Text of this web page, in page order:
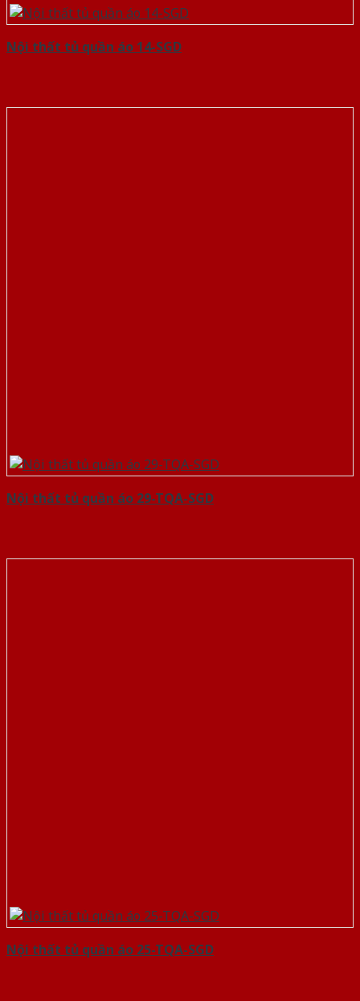
Nội thất tủ quần áo 14-SGD
Nội thất tủ quần áo 29-TQA-SGD
Nội thất tủ quần áo 25-TQA-SGD